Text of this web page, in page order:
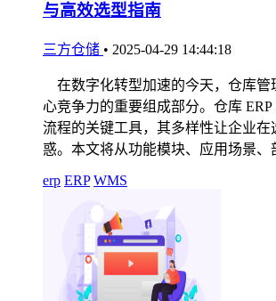
与高效选型指南
三方仓储 • 2025-04-29 14:44:18
在数字化转型加速的今天，仓库管
心竞争力的重要组成部分。仓库
流程的关键工具，其多样性让企业在
惑。本文将从功能模块、应用场景、
erp ERP WMS